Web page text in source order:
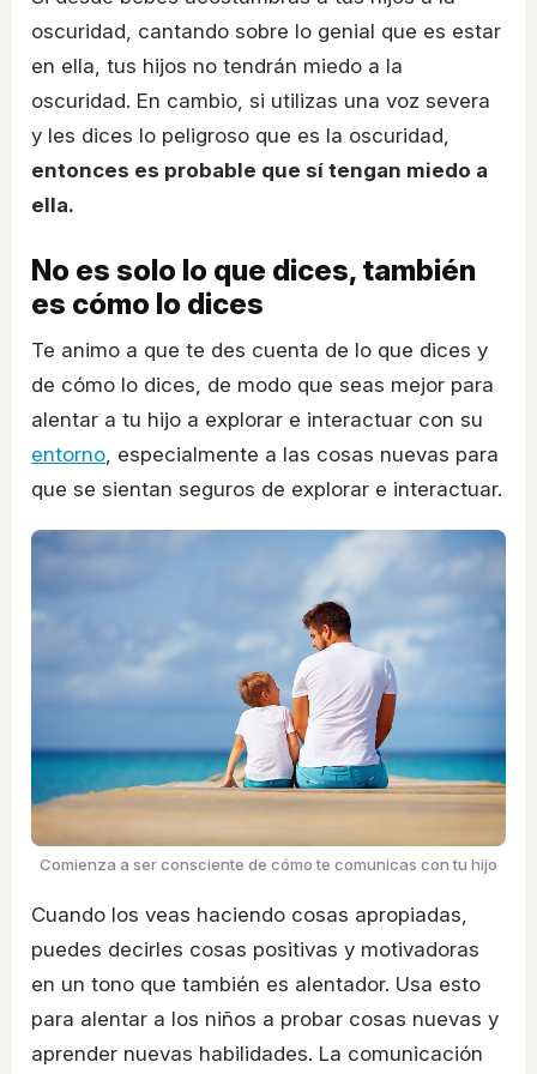
oscuridad, cantando sobre lo genial que es estar
en ella, tus hijos no tendrán miedo a la
oscuridad. En cambio, si utilizas una voz severa
y les dices lo peligroso que es la oscuridad,
entonces es probable que sí tengan miedo a
ella.
No es solo lo que dices, también
es cómo lo dices
Te animo a que te des cuenta de lo que dices y
de cómo lo dices, de modo que seas mejor para
alentar a tu hijo a explorar e interactuar con su
entorno, especialmente a las cosas nuevas para
que se sientan seguros de explorar e interactuar.
Comienza a ser consciente de cómo te comunicas con tu hijo
Cuando los veas haciendo cosas apropiadas,
puedes decirles cosas positivas y motivadoras
en un tono que también es alentador. Usa esto
para alentar a los niños a probar cosas nuevas y
aprender nuevas habilidades. La comunicación